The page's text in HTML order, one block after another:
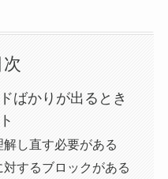
次
ばかりが出るとき
し直す必要がある
するブロックがある